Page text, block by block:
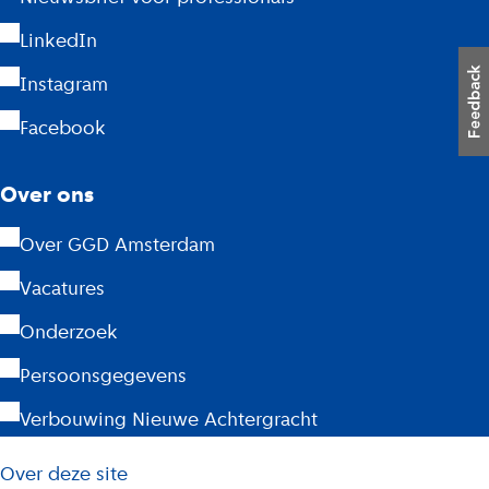
e
r
d
a
m
LinkedIn
Instagram
Facebook
Over ons
Over GGD Amsterdam
Vacatures
Onderzoek
Persoonsgegevens
Verbouwing Nieuwe Achtergracht
iOver deze site